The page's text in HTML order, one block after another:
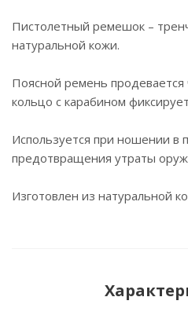
Пистолетный ремешок –
натуральной кожи.
Поясной ремень
кольцо с карабином
Используется при ношении в
предотвращения утраты
Изготовлен из натуральной